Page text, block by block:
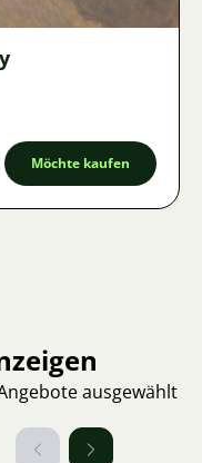
Möchte kaufen
ausgewählt